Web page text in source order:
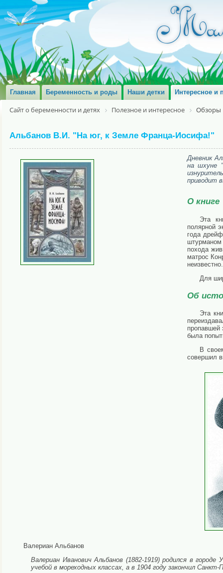
Главная Беременность и роды Наши детки Интересное и
Сайт о беременности и детях Полезное и интересное Обзоры
Альбанов В.И. "На юг, к Земле Франца-Иосифа!"
Дневник
на шхуне
приводит
О книге
Эта
полярной
года
похода
матрос
неизвестно.
Для
Об
Эта
пропавшей
была
В
совершил
Валериан Альбанов
Валериан Иванович Альбанов (1882-1919) родился в
учебой в мореходных классах, а в 1904 году закончил